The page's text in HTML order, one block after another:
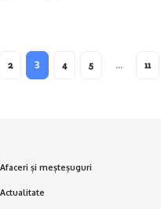
2 3 4 5 … 11
Afaceri și meșteșuguri
Actualitate